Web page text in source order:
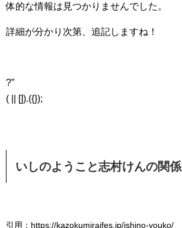
体的な情報は見つかりませんでした。
詳細が分かり次第、追記しますね！
?”
( || []).({});
いしのようこと志村けんの関係
引用：https://kazokumiraifes.jp/ishino-youko/